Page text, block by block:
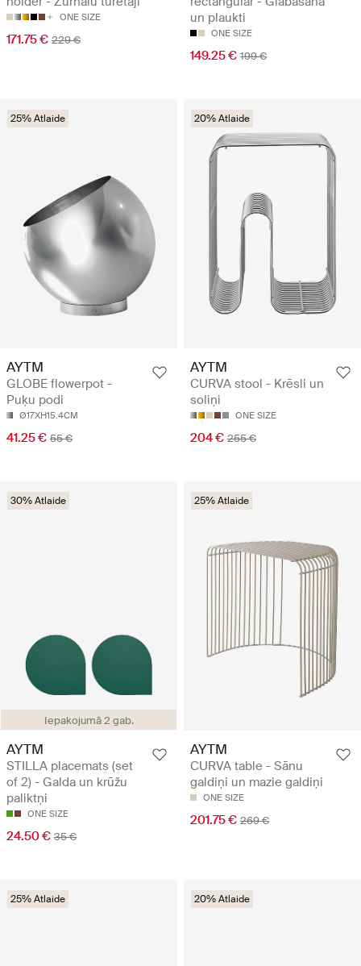
ONE SIZE
171.75 € 229 €
un plaukti
ONE SIZE
149.25 € 199 €
25% Atlaide
AYTM
GLOBE flowerpot -
Puķu podi
Ø17XH15.4CM
41.25 € 55 €
20% Atlaide
AYTM
CURVA stool - Krēsli un
soliņi
ONE SIZE
204 € 255 €
Iepakojumā 2 gab.
30% Atlaide
AYTM
STILLA placemats (set
of 2) - Galda un krūžu
paliktņi
ONE SIZE
24.50 € 35 €
25% Atlaide
AYTM
CURVA table - Sānu
galdiņi un mazie galdiņi
ONE SIZE
201.75 € 269 €
25% Atlaide 20% Atlaide